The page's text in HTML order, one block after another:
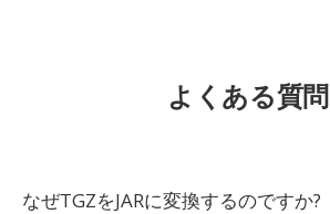
よくある質問
なぜTGZをJARに変換するのですか?